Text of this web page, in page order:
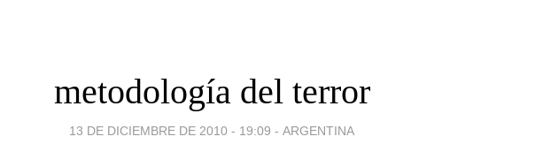
metodología del terror
13 DE DICIEMBRE DE 2010 - 19:09 - ARGENTINA